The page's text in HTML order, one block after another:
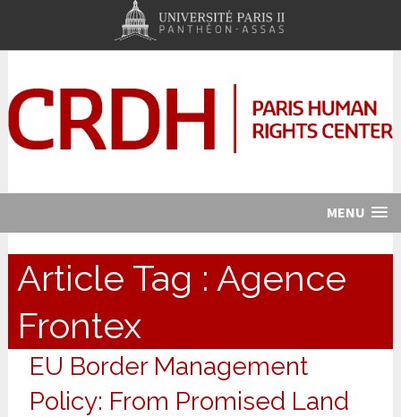
MENU
Article Tag : Agence
Frontex
EU Border Management
Policy: From Promised Land